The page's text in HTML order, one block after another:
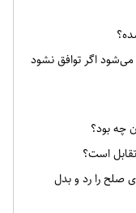
مشخص می‌شود اگر توافق نشود
است؟
صلح را رد و بدل